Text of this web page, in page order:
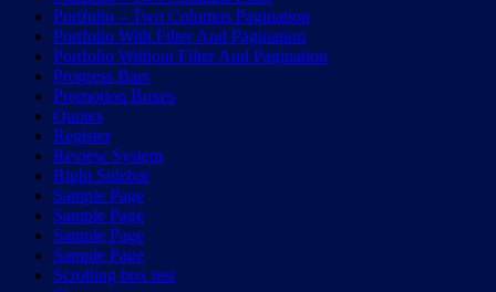
Portfolio – Two Columns Pagination
Portfolio With Filter And Pagination
Portfolio Without Filter And Pagination
Progress Bars
Promotion Boxes
Quotes
Register
Review System
Right Sidebar
Sample Page
Sample Page
Sample Page
Sample Page
Scrolling box test